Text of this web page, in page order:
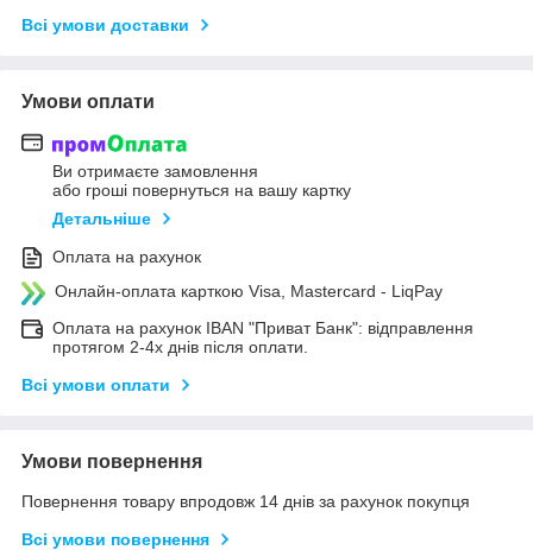
Всі умови доставки
Умови оплати
Ви отримаєте замовлення
або гроші повернуться на вашу картку
Детальніше
Оплата на рахунок
Онлайн-оплата карткою Visa, Mastercard - LiqPay
Оплата на рахунок IBAN "Приват Банк": відправлення
протягом 2-4х днів після оплати.
Всі умови оплати
Умови повернення
Повернення товару впродовж 14 днів за рахунок покупця
Всі умови повернення